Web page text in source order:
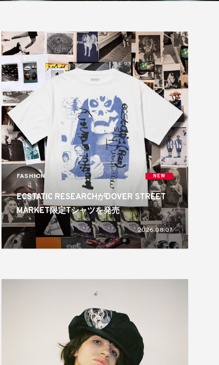
FASHION NEW
ECSTATIC RESEARCHがDOVER STREET
MARKET限定Tシャツを発売
2026.08.07